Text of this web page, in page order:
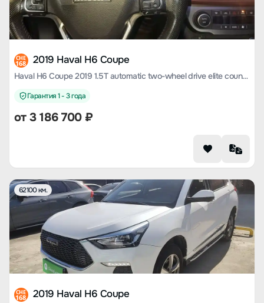
CHE
168 2019 Haval H6 Coupe
Haval H6 Coupe 2019 1.5T automatic two-wheel drive elite country VI
Гарантия 1 - 3 года
от3 186 700₽
62100 км.
CHE
168 2019 Haval H6 Coupe